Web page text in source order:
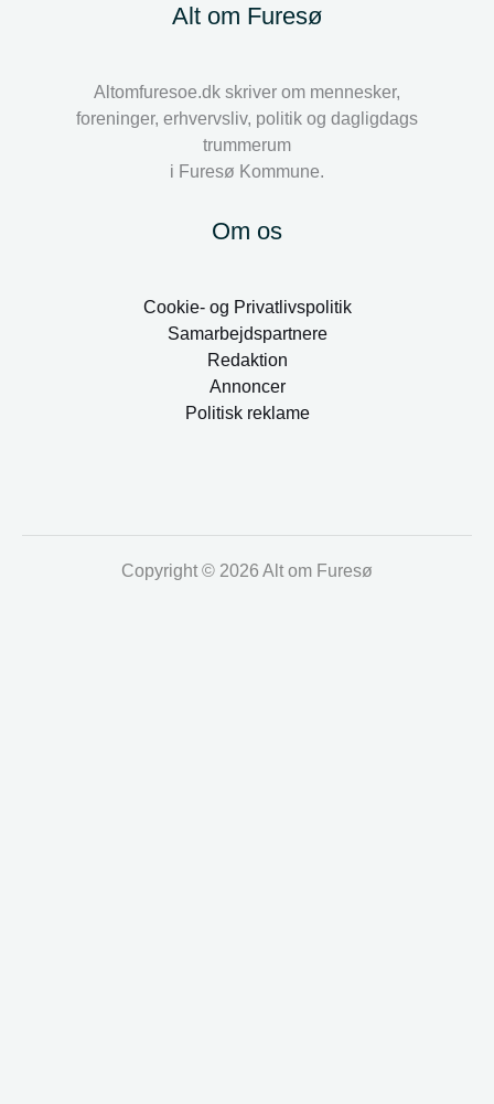
Alt om Furesø
Altomfuresoe.dk skriver om mennesker,
foreninger, erhvervsliv, politik og dagligdags
trummerum
i Furesø Kommune.
Om os
Cookie- og Privatlivspolitik
Samarbejdspartnere
Redaktion
Annoncer
Politisk reklame
Copyright © 2026 Alt om Furesø